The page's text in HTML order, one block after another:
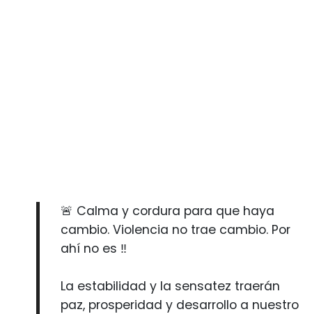
🚨 Calma y cordura para que haya
cambio. Violencia no trae cambio. Por
ahí no es ‼️
La estabilidad y la sensatez traerán
paz, prosperidad y desarrollo a nuestro